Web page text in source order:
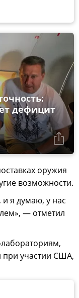
дефицит
оружия
возможности.
и я думаю, у нас
— отметил
при участии США,